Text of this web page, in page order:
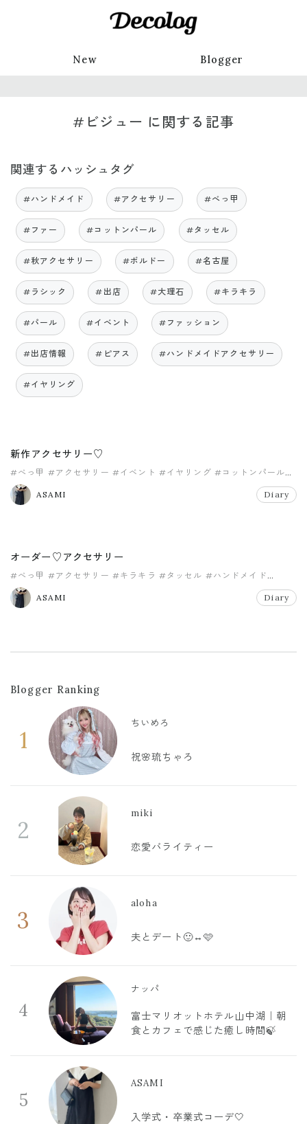
New Blogger
#ビジュー に関する記事
関連するハッシュタグ
#ハンドメイド #アクセサリー #べっ甲
#ファー #コットンパール #タッセル
#秋アクセサリー #ボルドー #名古屋
#ラシック #出店 #大理石 #キラキラ
#パール #イベント #ファッション
#出店情報 #ピアス #ハンドメイドアクセサリー
#イヤリング
新作アクセサリー♡
#べっ甲 #アクセサリー #イベント #イヤリング #コットンパール
#ハンドメイド
ASAMI
Diary
オーダー♡アクセサリー
#べっ甲 #アクセサリー #キラキラ #タッセル #ハンドメイド
#パール
ASAMI
Diary
Blogger Ranking
1
ちいめろ
祝🌸琉ちゃろ
2
miki
恋愛バライティー
3
aloha
夫とデート🙂‍↔️🩷
4
ナッパ
富士マリオットホテル山中湖｜朝
食とカフェで感じた癒し時間🍃
5
ASAMI
入学式・卒業式コーデ🤍